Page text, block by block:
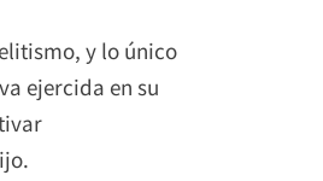
y lo único
ejercida en su